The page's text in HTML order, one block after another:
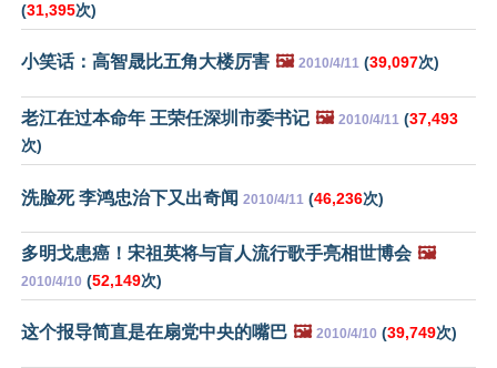
(31,395次)
小笑话：高智晟比五角大楼厉害 🖼️ 2010/4/11 (39,097次)
老江在过本命年 王荣任深圳市委书记 🖼️ 2010/4/11 (37,493
次)
洗脸死 李鸿忠治下又出奇闻 2010/4/11 (46,236次)
多明戈患癌！宋祖英将与盲人流行歌手亮相世博会 🖼️
2010/4/10 (52,149次)
这个报导简直是在扇党中央的嘴巴 🖼️ 2010/4/10 (39,749次)